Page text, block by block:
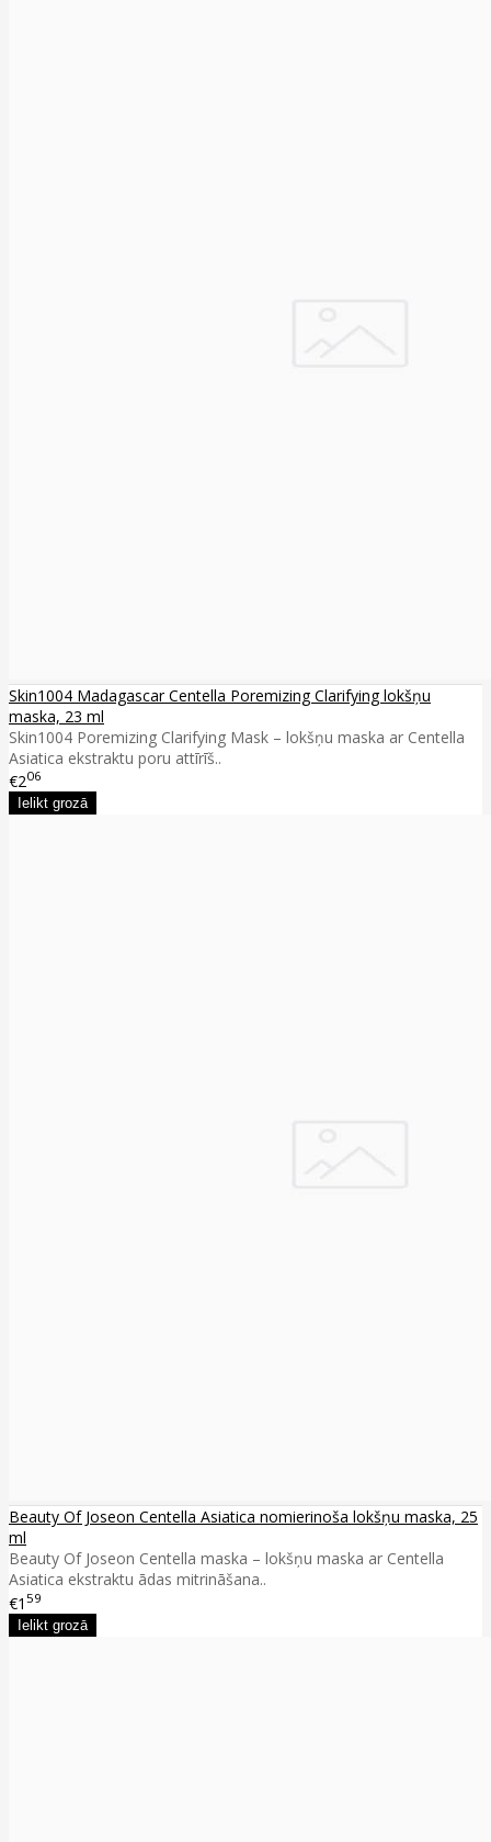
Skin1004 Madagascar Centella Poremizing Clarifying lokšņu
maska, 23 ml
Skin1004 Poremizing Clarifying Mask – lokšņu maska ar Centella
Asiatica ekstraktu poru attīrīš..
€206
Beauty Of Joseon Centella Asiatica nomierinoša lokšņu maska, 25
ml
Beauty Of Joseon Centella maska – lokšņu maska ar Centella
Asiatica ekstraktu ādas mitrināšana..
€1 59